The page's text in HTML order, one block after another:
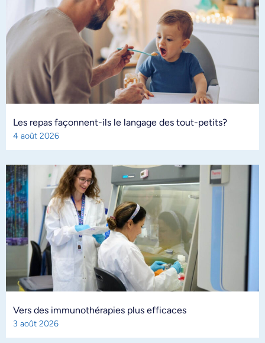
Les repas façonnent-ils le langage des tout-petits?
4 août 2026
Vers des immunothérapies plus efficaces
3 août 2026